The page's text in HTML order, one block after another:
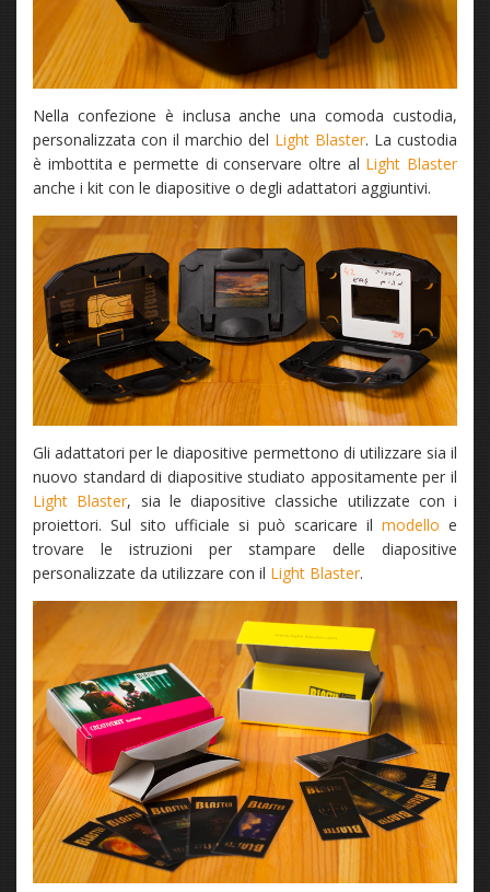
Nella confezione è inclusa anche una comoda custodia,
personalizzata con il marchio del Light Blaster. La custodia
è imbottita e permette di conservare oltre al Light Blaster
anche i kit con le diapositive o degli adattatori aggiuntivi.
Gli adattatori per le diapositive permettono di utilizzare sia il
nuovo standard di diapositive studiato appositamente per il
Light Blaster, sia le diapositive classiche utilizzate con i
proiettori. Sul sito ufficiale si può scaricare il modello e
trovare le istruzioni per stampare delle diapositive
personalizzate da utilizzare con il Light Blaster.